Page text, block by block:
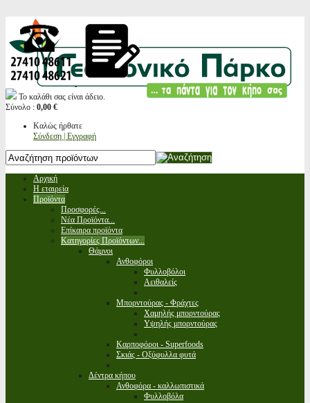
Το καλάθι σας είναι άδειο.
Σύνολο : 0,00 €
Καλώς ήρθατε
Σύνδεση | Εγγραφή
Αρχική
Η εταιρεία
Προϊόντα
Προσφορές...
Νέα Προϊόντα...
Επίκαιρα προϊόντα
Κατηγορίες Προϊόντων...
Θάμνοι
Ανθοφόροι
Φυλλοβόλοι
Αειθαλείς
Μπορντούρας - Φράχτες
Χαμηλής μπορντούρας
Υψηλής μπορντούρας
Καρποφόροι - Superfoods
Σκιάς - Οξύφυλλα φυτά
Δέντρα κήπου
Ανθοφόρα - καλλωπιστικά
Φυλλοβόλα